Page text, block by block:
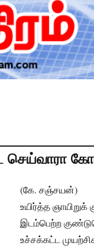
(கே. சஞ்சயன்)
உயிர்த்த
இடம்பெற்ற
உச்சக்கட்ட